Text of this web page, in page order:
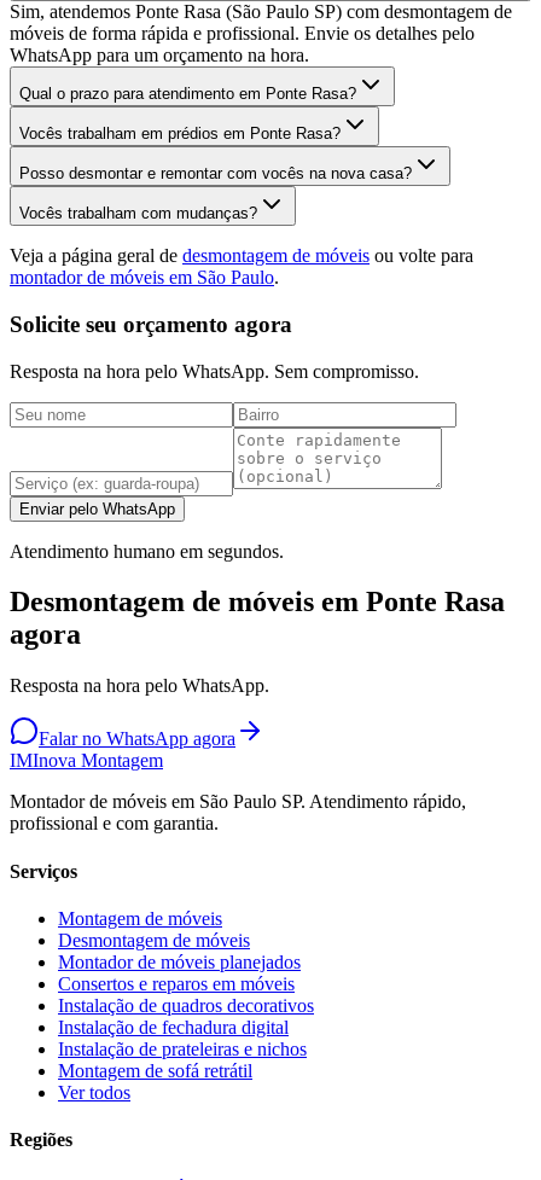
Sim, atendemos Ponte Rasa (São Paulo SP) com desmontagem de
móveis de forma rápida e profissional. Envie os detalhes pelo
WhatsApp para um orçamento na hora.
Qual o prazo para atendimento em Ponte Rasa?
Vocês trabalham em prédios em Ponte Rasa?
Posso desmontar e remontar com vocês na nova casa?
Vocês trabalham com mudanças?
Veja a página geral de desmontagem de móveis ou volte para
montador de móveis em São Paulo.
Solicite seu orçamento agora
Resposta na hora pelo WhatsApp. Sem compromisso.
Enviar pelo WhatsApp
Atendimento humano em segundos.
Desmontagem de móveis em Ponte Rasa
agora
Resposta na hora pelo WhatsApp.
Falar no WhatsApp agora
IMInova Montagem
Montador de móveis em São Paulo SP. Atendimento rápido,
profissional e com garantia.
Serviços
Montagem de móveis
Desmontagem de móveis
Montador de móveis planejados
Consertos e reparos em móveis
Instalação de quadros decorativos
Instalação de fechadura digital
Instalação de prateleiras e nichos
Montagem de sofá retrátil
Ver todos
Regiões